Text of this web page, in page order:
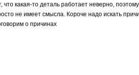
какая-то деталь работает неверно, поэтому
не имеет смысла. Короче надо искать
о причинах